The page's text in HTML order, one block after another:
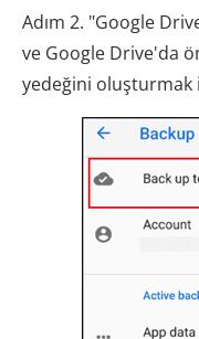
Adım 2. "Google
ve Google Drive'da
yedeğini oluşturmak